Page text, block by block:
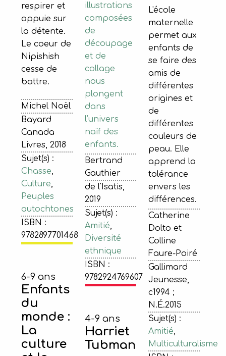
respirer et
appuie sur
la détente.
Le coeur de
Nipishish
cesse de
battre.
Michel Noël
Bayard
Canada
Livres, 2018
Sujet(s) :
Chasse,
Culture,
Peuples
autochtones
ISBN :
9782897701468
illustrations
composées
de
découpage
et de
collage
nous
plongent
dans
l'univers
naïf des
enfants.
Bertrand
Gauthier
de l'Isatis,
2019
Sujet(s) :
Amitié,
Diversité
ethnique
ISBN :
9782924769607
L'école
maternelle
permet aux
enfants de
se faire des
amis de
différentes
origines et
de
différentes
couleurs de
peau. Elle
apprend la
tolérance
envers les
différences.
Catherine
Dolto et
Colline
Faure-Poiré
Gallimard
Jeunesse,
c1994 ;
N.É.2015
Sujet(s) :
Amitié,
Multiculturalisme
6-9 ans
Enfants
du
monde :
La
culture
4-9 ans
Harriet
Tubman